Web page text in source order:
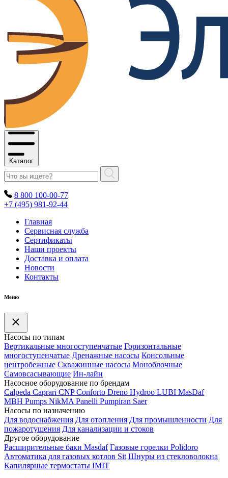
Каталог
8 800 100-00-77
+7 (495) 981-92-44
Главная
Сервисная служба
Сертификаты
Наши проекты
Доставка и оплата
Новости
Контакты
Меню
Насосы по типам
Вертикальные многоступенчатые Горизонтальные
многоступенчатые Дренажные насосы Консольные
центробежные Скважинные насосы Моноблочные
Самовсасывающие Ин-лайн
Насосное оборудование по брендам
Calpeda Caprari CNP Conforto Dreno Hydroo LUBI MasDaf
MBH Pumps NikMA Panelli Pumpiran Saer
Насосы по назначению
Для водоснабжения Для отопления Для промышленности Для
пожаротушения Для канализации и стоков
Другое оборудование
Расширительные баки Masdaf Газовые горелки Polidoro
Автоматика для газовых котлов Sit Шнуры из стекловолокна
Капилярные термостаты IMIT